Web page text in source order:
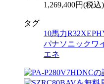
1,269,400円(税込)
タグ
10馬力R32
パナソニック ワ
エネ